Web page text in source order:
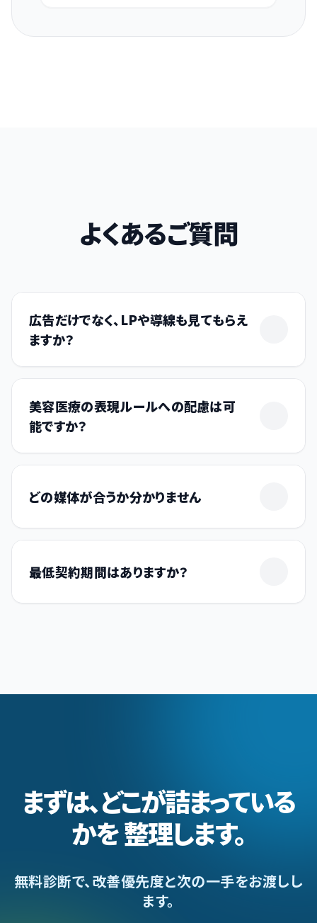
よくあるご質問
広告だけでなく、LPや導線も見てもらえ
ますか？
はい、対応可能です。集患は広告から予約完了まで
の全体最適が重要であるため、導線全体の改善
（LP、フォーム、LINE等）もご支援いたします。
美容医療の表現ルールへの配慮は可
能ですか？
はい。美容クリニックに特化しているため、医療広告
伝わる訴求をご提案します。
どの媒体が合うか分かりません
ターゲット層やメニュー、ご予算に合わせて最適な媒
します。
最低契約期間はありますか？
まずは、どこが詰まっている
かを整理します。
無料診断で、改善優先度と次の一手をお渡しし
ます。